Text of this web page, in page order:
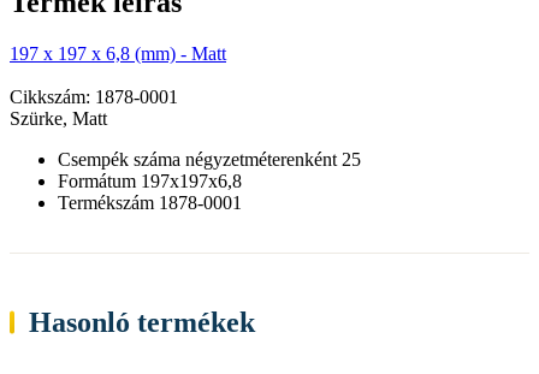
197 x 197 x 6,8 (mm) - Matt
Cikkszám: 1878-0001
Szürke, Matt
Csempék száma négyzetméterenként 25
Formátum 197x197x6,8
Termékszám 1878-0001
Hasonló termékek